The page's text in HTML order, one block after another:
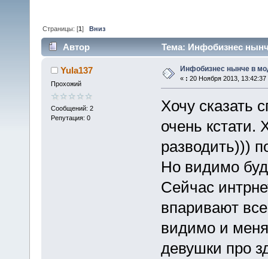
Страницы: [1]Вниз
Автор Тема: Инфобизнес
Yula137
Прохожий
Сообщений: 2
Репутация: 0
Инфобизнес нынче в
« : 20 Ноября 2013, 13:42:37
Хочу сказать
очень кстати.
разводить)))
Но видимо
Сейчас
впаривают
видимо и
девушки про